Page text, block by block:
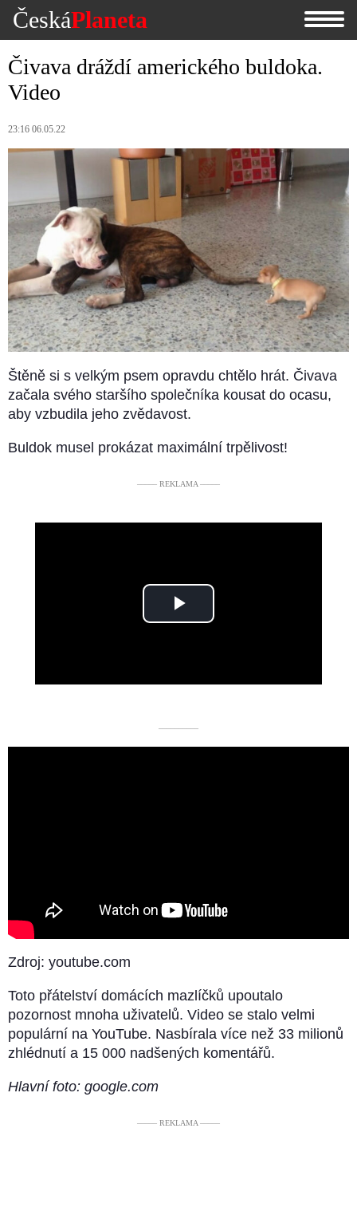
ČeskáPlaneta
Čivava dráždí amerického buldoka.
Video
23:16 06.05.22
Štěně si s velkým psem opravdu chtělo hrát. Čivava
začala svého staršího společníka kousat do ocasu,
aby vzbudila jeho zvědavost.
Buldok musel prokázat maximální trpělivost!
––––– REKLAMA –––––
Play
––––––––––
Zdroj: youtube.com
Toto přátelství domácích mazlíčků upoutalo
pozornost mnoha uživatelů. Video se stalo velmi
populární na YouTube. Nasbírala více než 33 milionů
zhlédnutí a 15 000 nadšených komentářů.
Hlavní foto: google.com
––––– REKLAMA –––––